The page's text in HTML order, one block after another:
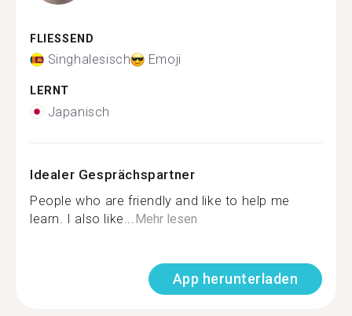
FLIESSEND
Singhalesisch Emoji
LERNT
Japanisch
Idealer Gesprächspartner
People who are friendly and like to help me
learn. I also like... Mehr lesen
App herunterladen